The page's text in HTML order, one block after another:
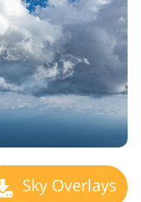
Sky Overlays